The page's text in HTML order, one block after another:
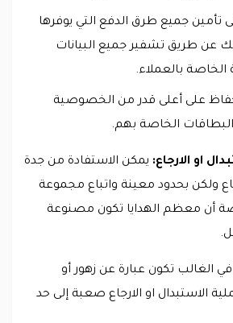
تأمين جميع طرق الدفع التي يوفرها
عن طريق تشفير جميع البيانات
الخاصة بالعملاء.
على أعلى قدر من الخصوصية
الخاصة بهم.
او الارجاع: يمكن الاستفادة من جدة
ولكن بحدود معينة واتباع مجموعة
أن معظم الهدايا تكون مصنوعة
في الغالب تكون عبارة عن زهور أو
الاستبدال او الارجاع صعبة إلى حد